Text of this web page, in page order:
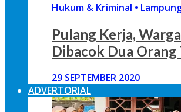
Hukum & Kriminal •
Pulang Kerja,
Dibacok Dua Orang
29 SEPTEMBER 2020
ADVERTORIAL